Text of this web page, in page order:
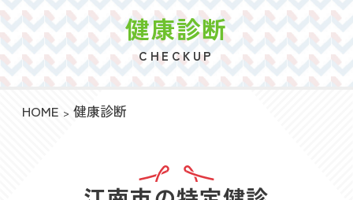
健康診断
CHECKUP
HOME 健康診断